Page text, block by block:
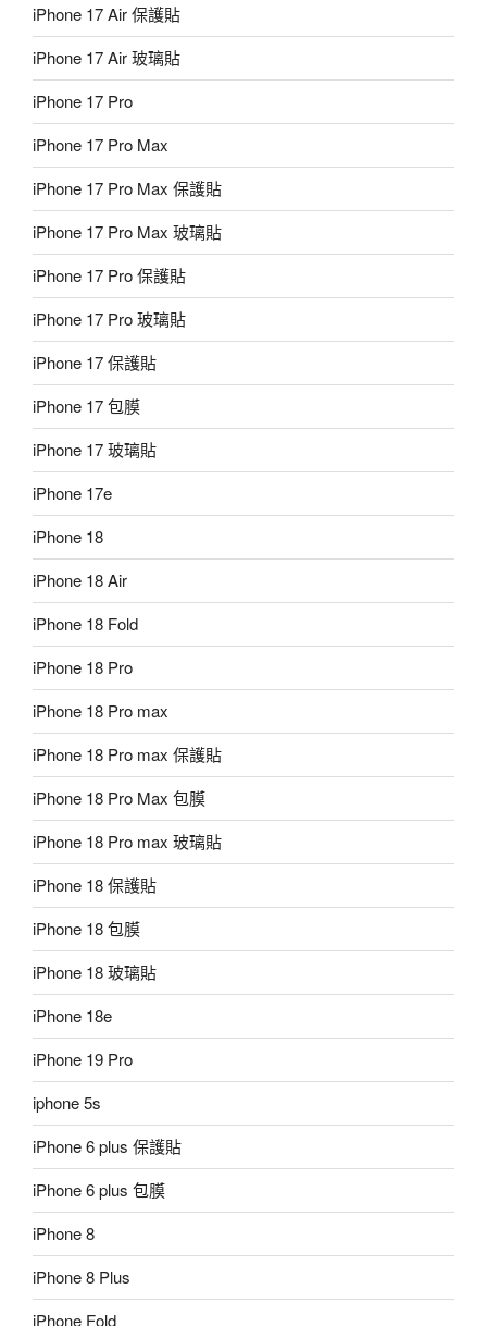
iPhone 17 Air 保護貼
iPhone 17 Air 玻璃貼
iPhone 17 Pro
iPhone 17 Pro Max
iPhone 17 Pro Max 保護貼
iPhone 17 Pro Max 玻璃貼
iPhone 17 Pro 保護貼
iPhone 17 Pro 玻璃貼
iPhone 17 保護貼
iPhone 17 包膜
iPhone 17 玻璃貼
iPhone 17e
iPhone 18
iPhone 18 Air
iPhone 18 Fold
iPhone 18 Pro
iPhone 18 Pro max
iPhone 18 Pro max 保護貼
iPhone 18 Pro Max 包膜
iPhone 18 Pro max 玻璃貼
iPhone 18 保護貼
iPhone 18 包膜
iPhone 18 玻璃貼
iPhone 18e
iPhone 19 Pro
iphone 5s
iPhone 6 plus 保護貼
iPhone 6 plus 包膜
iPhone 8
iPhone 8 Plus
iPhone Fold